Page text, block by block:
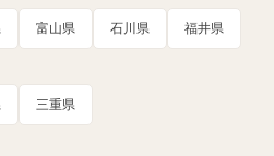
富山県 石川県 福井県
三重県